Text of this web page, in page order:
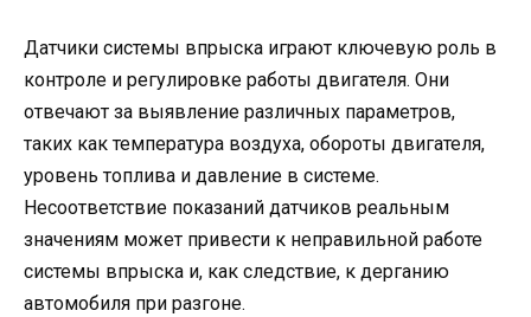
Датчики системы впрыска играют ключевую роль в
контроле и регулировке работы двигателя. Они
отвечают за выявление различных параметров,
таких как температура воздуха, обороты двигателя,
уровень топлива и давление в системе.
Несоответствие показаний датчиков реальным
значениям может привести к неправильной работе
системы впрыска и, как следствие, к дерганию
автомобиля при разгоне.